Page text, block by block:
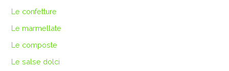
Le confetture
Le marmellate
Le composte
Le salse dolci